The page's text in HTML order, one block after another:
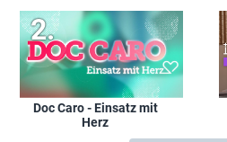
Doc Caro - Einsatz mit
Herz